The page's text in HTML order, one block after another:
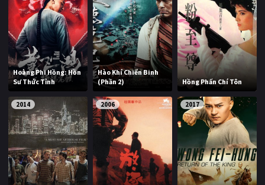
Hoàng Phi Hồng: Hồn
Sư Thức Tỉnh
Hào Khí Chiến Binh
(Phần 2)
Hồng Phấn Chí Tôn
2014 2006 2017